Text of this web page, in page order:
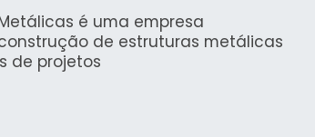
é uma empresa
de estruturas metálicas
de projetos